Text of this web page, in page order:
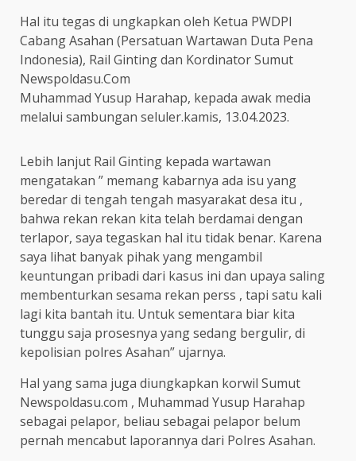
Hal itu tegas di ungkapkan oleh Ketua PWDPI
Cabang Asahan (Persatuan Wartawan Duta Pena
Indonesia), Rail Ginting dan Kordinator Sumut
Newspoldasu.Com
Muhammad Yusup Harahap, kepada awak media
melalui sambungan seluler.kamis, 13.04.2023.
Lebih lanjut Rail Ginting kepada wartawan
mengatakan ” memang kabarnya ada isu yang
beredar di tengah tengah masyarakat desa itu ,
bahwa rekan rekan kita telah berdamai dengan
terlapor, saya tegaskan hal itu tidak benar. Karena
saya lihat banyak pihak yang mengambil
keuntungan pribadi dari kasus ini dan upaya saling
membenturkan sesama rekan perss , tapi satu kali
lagi kita bantah itu. Untuk sementara biar kita
tunggu saja prosesnya yang sedang bergulir, di
kepolisian polres Asahan” ujarnya.
Hal yang sama juga diungkapkan korwil Sumut
Newspoldasu.com , Muhammad Yusup Harahap
sebagai pelapor, beliau sebagai pelapor belum
pernah mencabut laporannya dari Polres Asahan.